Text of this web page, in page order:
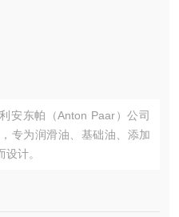
安东帕（Anton Paar）公司
专为润滑油、基础油、添加
计。